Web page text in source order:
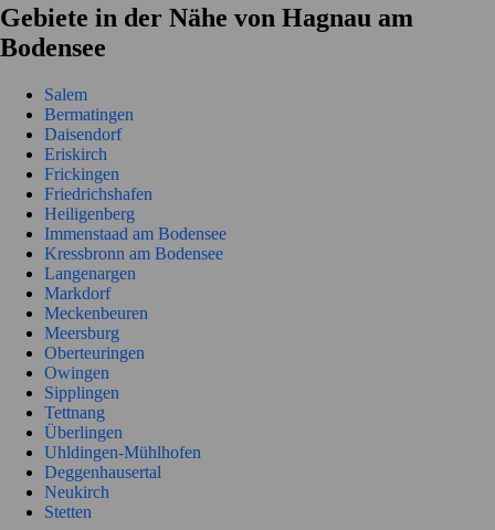
Gebiete in der Nähe von Hagnau am
Bodensee
Salem
Bermatingen
Daisendorf
Eriskirch
Frickingen
Friedrichshafen
Heiligenberg
Immenstaad am Bodensee
Kressbronn am Bodensee
Langenargen
Markdorf
Meckenbeuren
Meersburg
Oberteuringen
Owingen
Sipplingen
Tettnang
Überlingen
Uhldingen-Mühlhofen
Deggenhausertal
Neukirch
Stetten